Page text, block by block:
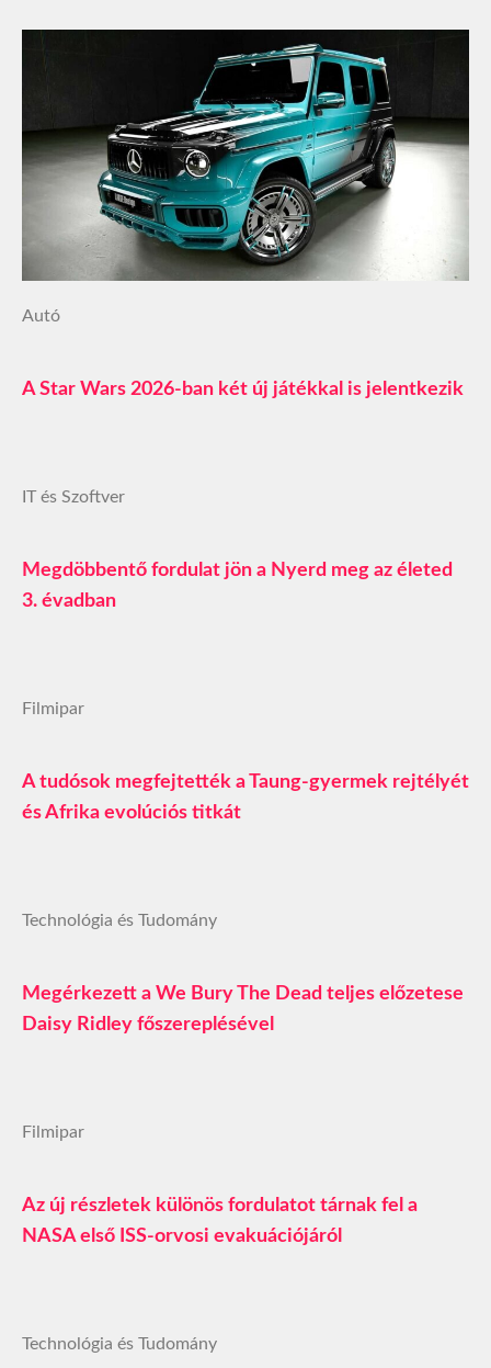
Autó
A Star Wars 2026-ban két új játékkal is jelentkezik
IT és Szoftver
Megdöbbentő fordulat jön a Nyerd meg az életed
3. évadban
Filmipar
A tudósok megfejtették a Taung-gyermek rejtélyét
és Afrika evolúciós titkát
Technológia és Tudomány
Megérkezett a We Bury The Dead teljes előzetese
Daisy Ridley főszereplésével
Filmipar
Az új részletek különös fordulatot tárnak fel a
NASA első ISS-orvosi evakuációjáról
Technológia és Tudomány